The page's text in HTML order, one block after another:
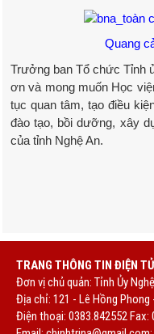
Quang
Trưởng ban Tổ chức Tỉnh
ơn và mong muốn Học
tục quan tâm, tạo điều
đào tạo, bồi dưỡng, xây
của tỉnh Nghệ An.
TRANG THÔNG TIN ĐIỆN
Đơn vị chủ quản: Tỉnh Ủy
Địa chỉ: 121 - Lê Hồng Phong
Điện thoại: 0383.842552 Fax: